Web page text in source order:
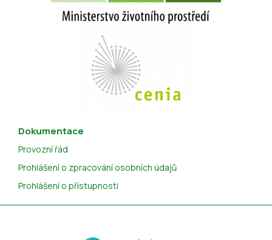
Dokumentace
Provozní řád
Prohlášení o zpracování osobních údajů
Prohlášení o přístupnosti